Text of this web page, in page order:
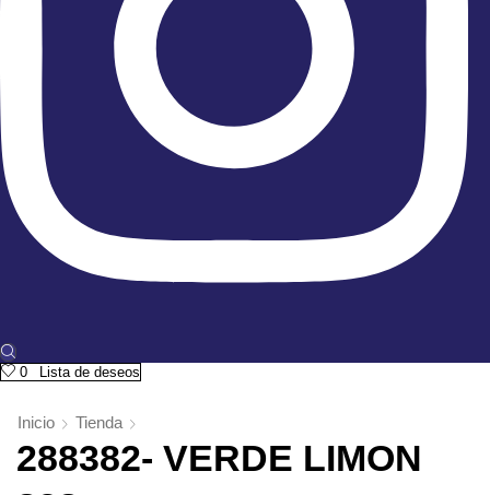
0 Lista de deseos
Inicio Tienda
288382- VERDE LIMON